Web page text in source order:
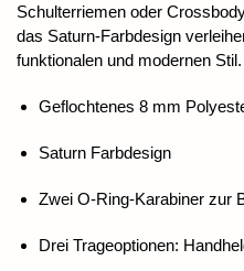
Schulterriemen oder
das Saturn-Farbdesign
funktionalen und modernen Stil.
Geflochtenes 8 mm
Saturn Farbdesign
Zwei O-Ring-Karabiner zur
Drei Trageoptionen: